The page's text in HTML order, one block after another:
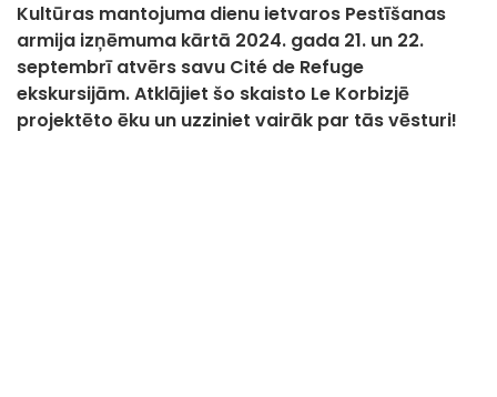
Kultūras mantojuma dienu ietvaros Pestīšanas
armija izņēmuma kārtā 2024. gada 21. un 22.
septembrī atvērs savu Cité de Refuge
ekskursijām. Atklājiet šo skaisto Le Korbizjē
projektēto ēku un uzziniet vairāk par tās vēsturi!